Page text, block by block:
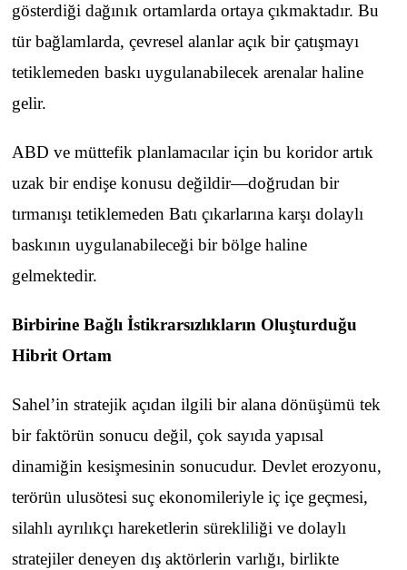
gösterdiği dağınık ortamlarda ortaya çıkmaktadır. Bu
tür bağlamlarda, çevresel alanlar açık bir çatışmayı
tetiklemeden baskı uygulanabilecek arenalar haline
gelir.
ABD ve müttefik planlamacılar için bu koridor artık
uzak bir endişe konusu değildir—doğrudan bir
tırmanışı tetiklemeden Batı çıkarlarına karşı dolaylı
baskının uygulanabileceği bir bölge haline
gelmektedir.
Birbirine Bağlı İstikrarsızlıkların Oluşturduğu
Hibrit Ortam
Sahel’in stratejik açıdan ilgili bir alana dönüşümü tek
bir faktörün sonucu değil, çok sayıda yapısal
dinamiğin kesişmesinin sonucudur. Devlet erozyonu,
terörün ulusötesi suç ekonomileriyle iç içe geçmesi,
silahlı ayrılıkçı hareketlerin sürekliliği ve dolaylı
stratejiler deneyen dış aktörlerin varlığı, birlikte